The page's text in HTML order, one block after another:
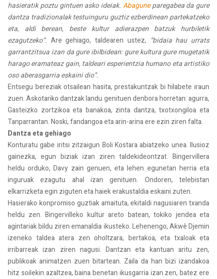
hasieratik poztu gintuen asko ideiak. Abaguneparegabea da gure
dantza tradizionalak testuinguru guztiz ezberdinean partekatzeko
eta, aldi berean, beste kultur adierazpen batzuk hurbiletik
ezagutzeko”. Are gehiago, taldearen ustez, “bidaia hau urrats
garrantzitsua izan da gure ibilbidean: gure kultura gure mugetatik
harago eramateaz gain, taldeari esperientzia humano eta artistiko
oso aberasgarria eskaini dio”.
Entsegu bereziak otsailean hasita, prestakuntzak bi hilabete iraun
zuen. Askotariko dantzak landu genituen denbora horretan: agurra,
Gasteizko zortzikoa eta banakoa, zinta dantza, txotxongiloa eta
Tanparrantan. Noski, fandangoa eta arin-arina ere ezin ziren falta.
Dantza eta gehiago
Konturatu gabe iritsi zitzaigun Boli Kostara abiatzeko unea. Ilusioz
gainezka, egun biziak izan ziren taldekideontzat. Bingervillera
heldu orduko, Davy zain genuen, eta lehen egunetan herria eta
inguruak ezagutu ahal izan genituen. Ondoren, telebistan
elkarrizketa egin ziguten eta haiek erakustaldia eskaini zuten.
Hasierako konpromiso guztiak amaituta, ekitaldi nagusiaren txanda
heldu zen. Bingervilleko kultur areto batean, tokiko jendea eta
agintariak bildu ziren emanaldia ikusteko. Lehenengo, Akwè Djemin
izeneko taldea atera zen oholtzara, bertakoa, eta txaloak eta
irribarreak izan ziren nagusi. Dantzan eta kantuan aritu zen,
publikoak animatzen zuen bitartean. Zaila da han bizi izandakoa
hitz soilekin azaltzea, baina benetan ikusgarria izan zen, batez ere